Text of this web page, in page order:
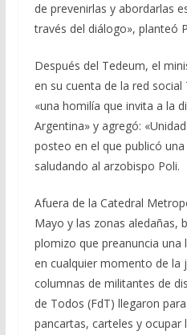
de prevenirlas y abordarlas
través del diálogo», planteó
Después del Tedeum, el
en su cuenta de la red
«una homilía que invita a la
Argentina» y agregó:
posteo en el que publicó
saludando al arzobispo Poli.
Afuera de la Catedral
Mayo y las zonas aledañas,
plomizo que preanuncia una
en cualquier momento de la
columnas de militantes de
de Todos (FdT) llegaron
pancartas, carteles y ocupar